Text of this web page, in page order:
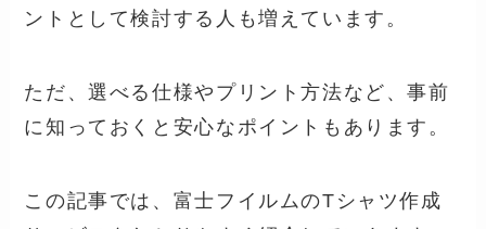
ントとして検討する人も増えています。
ただ、選べる仕様やプリント方法など、事前
に知っておくと安心なポイントもあります。
この記事では、富士フイルムのTシャツ作成